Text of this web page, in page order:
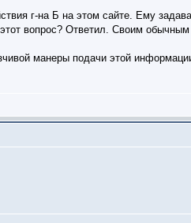
г-на Б на этом сайте. Ему
вопрос? Ответил. Своим
манеры подачи этой